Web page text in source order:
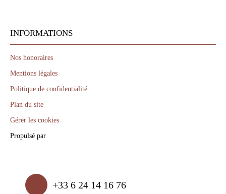
INFORMATIONS
Nos honoraires
Mentions légales
Politique de confidentialité
Plan du site
Gérer les cookies
Propulsé par
+33 6 24 14 16 76